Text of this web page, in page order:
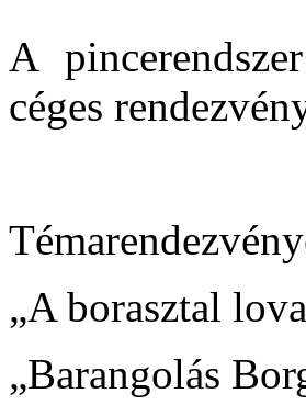
A
céges
„A borasztal
„Barangolás